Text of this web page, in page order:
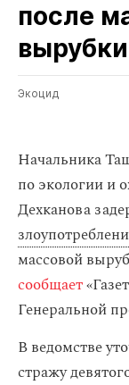
после
Экоцид
Начальника
по экологии и
Дехканова
массовой
сообщает
Генеральной
В ведомстве
стражу